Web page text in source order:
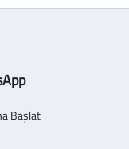
Başlat